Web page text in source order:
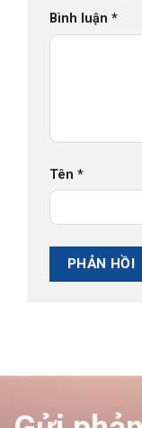
Bình luận *
Tên *